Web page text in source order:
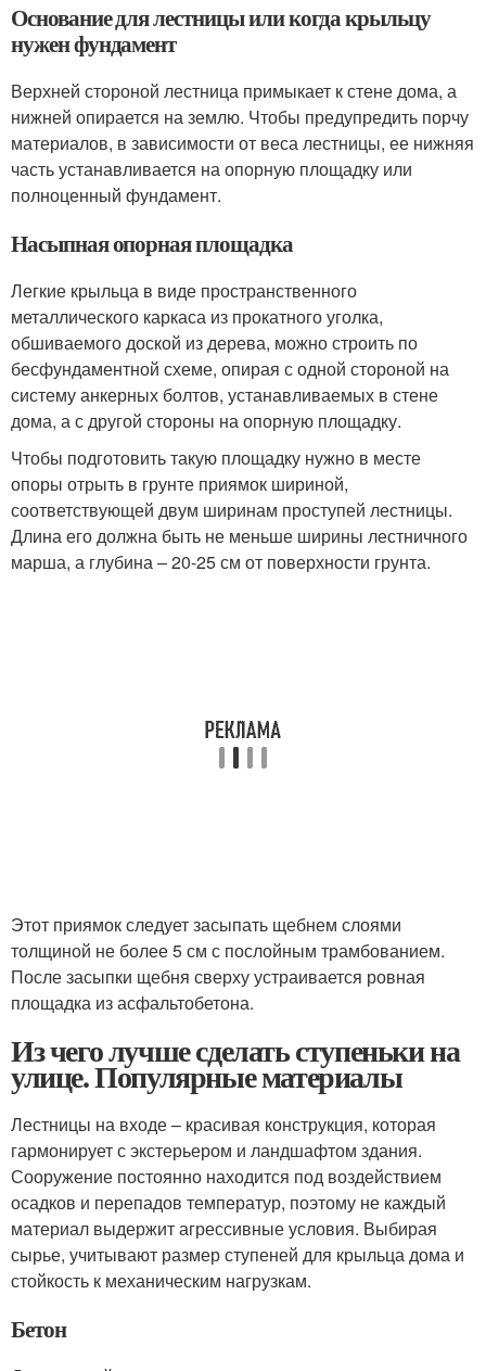
Основание для лестницы или когда крыльцу
нужен фундамент
Верхней стороной лестница примыкает к стене дома, а
нижней опирается на землю. Чтобы предупредить порчу
материалов, в зависимости от веса лестницы, ее нижняя
часть устанавливается на опорную площадку или
полноценный фундамент.
Насыпная опорная площадка
Легкие крыльца в виде пространственного
металлического каркаса из прокатного уголка,
обшиваемого доской из дерева, можно строить по
бесфундаментной схеме, опирая с одной стороной на
систему анкерных болтов, устанавливаемых в стене
дома, а с другой стороны на опорную площадку.
Чтобы подготовить такую площадку нужно в месте
опоры отрыть в грунте приямок шириной,
соответствующей двум ширинам проступей лестницы.
Длина его должна быть не меньше ширины лестничного
марша, а глубина – 20-25 см от поверхности грунта.
Этот приямок следует засыпать щебнем слоями
толщиной не более 5 см с послойным трамбованием.
После засыпки щебня сверху устраивается ровная
площадка из асфальтобетона.
Из чего лучше сделать ступеньки на
улице. Популярные материалы
Лестницы на входе – красивая конструкция, которая
гармонирует с экстерьером и ландшафтом здания.
Сооружение постоянно находится под воздействием
осадков и перепадов температур, поэтому не каждый
материал выдержит агрессивные условия. Выбирая
сырье, учитывают размер ступеней для крыльца дома и
стойкость к механическим нагрузкам.
Бетон